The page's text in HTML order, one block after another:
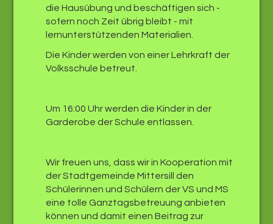
die Hausübung und beschäftigen sich -
sofern noch Zeit übrig bleibt - mit
lernunterstützenden Materialien.
Die Kinder werden von einer Lehrkraft der
Volksschule betreut.
Um 16:00 Uhr werden die Kinder in der
Garderobe der Schule entlassen.
Wir freuen uns, dass wir in Kooperation mit
der Stadtgemeinde Mittersill den
Schülerinnen und Schülern der VS und MS
eine tolle Ganztagsbetreuung anbieten
können und damit einen Beitrag zur